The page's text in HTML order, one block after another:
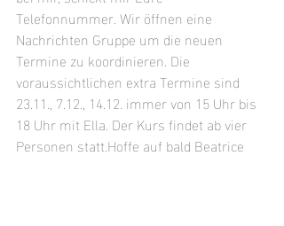
Telefonnummer. Wir öffnen eine
Nachrichten Gruppe um die neuen
Termine zu koordinieren. Die
voraussichtlichen extra Termine sind
23.11., 7.12., 14.12. immer von 15 Uhr bis
18 Uhr mit Ella. Der Kurs findet ab vier
Personen statt.Hoffe auf bald Beatrice